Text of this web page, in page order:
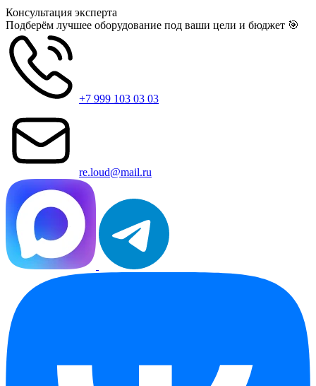
Консультация эксперта
Подберём лучшее оборудование под ваши цели и бюджет 🎯
+7 999 103 03 03
re.loud@mail.ru